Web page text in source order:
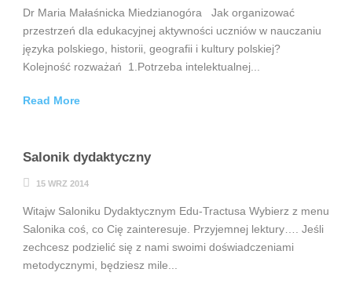
Dr Maria Małaśnicka Miedzianogóra Jak organizować
przestrzeń dla edukacyjnej aktywności uczniów w nauczaniu
języka polskiego, historii, geografii i kultury polskiej?
Kolejność rozważań 1.Potrzeba intelektualnej...
Read More
Salonik dydaktyczny
15 WRZ 2014
Witajw Saloniku Dydaktycznym Edu-Tractusa Wybierz z menu
Salonika coś, co Cię zainteresuje. Przyjemnej lektury…. Jeśli
zechcesz podzielić się z nami swoimi doświadczeniami
metodycznymi, będziesz mile...